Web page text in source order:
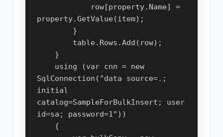
row[property.Name] =
property.GetValue(item);
}
table.Rows.Add(row);
}
using (var cnn = new
SqlConnection("data source=.;
initial
catalog=SampleForBulkInsert; user
id=sa; password=1"))
{